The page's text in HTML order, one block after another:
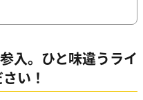
入。ひと味違うライ
い！